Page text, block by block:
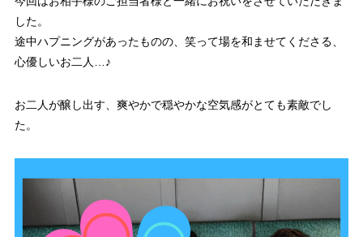
した。
途中ハプニングがあったものの、笑って場を和ませてくださる、
心優しいお二人…♪
お二人が醸し出す、爽やかで穏やかな空気感がとても素敵でし
た。